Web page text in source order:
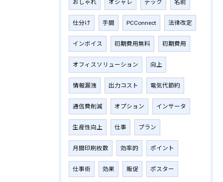
おしゃれ オシャレ テック 名前
仕分け 手間 PCConnect 法律改定
インボイス 初期費用無料 初期費用
オフィスソリューション 向上
情報漏洩 出力コスト 電気代節約
通信費削減 オプション インサータ
生産性向上 仕事 プラン
月間印刷枚数 効率的 ポイント
仕事術 効果 販促 ポスター